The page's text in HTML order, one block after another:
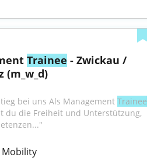
Trainee - Zwickau /
(m_w_d)
bei uns Als Management Trainee
du die Freiheit und Unterstützung,